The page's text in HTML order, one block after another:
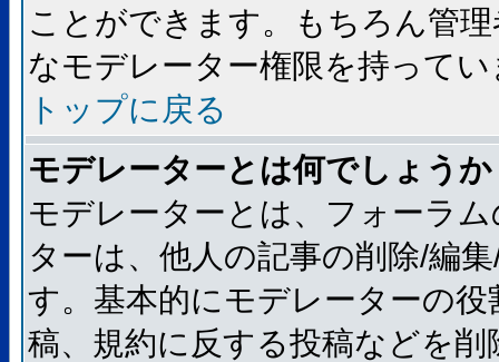
ことができます。もちろん管
なモデレーター権限を持ってい
トップに戻る
モデレーターとは何でしょうか
モデレーターとは、フォーラ
ターは、他人の記事の削除/編
す。基本的にモデレーターの
稿、規約に反する投稿などを